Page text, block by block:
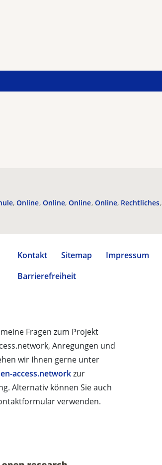
Online Online Online Online Rechtliches
Kontakt Sitemap Impressum
Barrierefreiheit
Fragen zum Projekt
Anregungen und
wir Ihnen gerne unter
access.networkzur
Alternativ können Sie auch
verwenden.